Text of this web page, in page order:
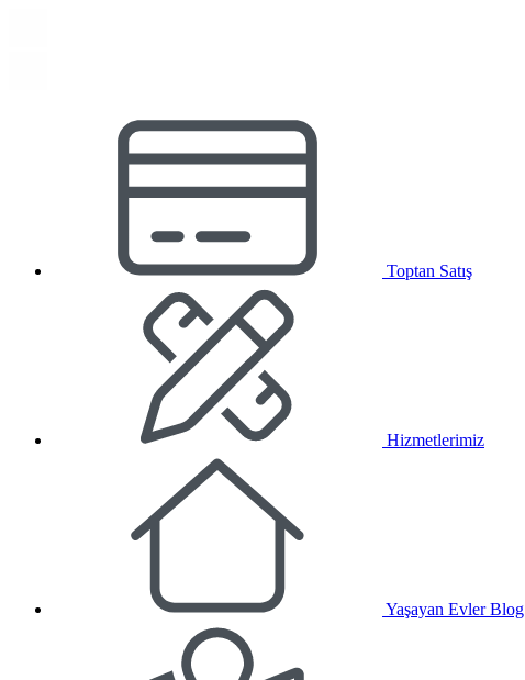
Toptan Satış
Hizmetlerimiz
Yaşayan Evler Blog